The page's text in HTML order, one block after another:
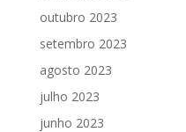
outubro 2023
setembro 2023
agosto 2023
julho 2023
junho 2023